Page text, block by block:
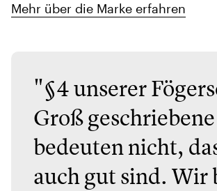
Mehr über die Marke erfahren
"§4 unserer
Groß
bedeuten nicht,
auch gut sind. Wir